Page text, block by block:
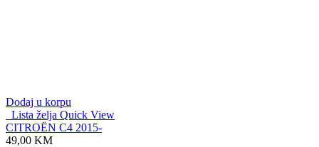
Dodaj u korpu
Lista želja Quick View
CITROËN C4 2015-
49,00 KM